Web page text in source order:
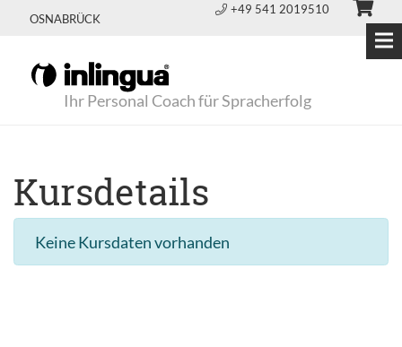
OSNABRÜCK
+49 541 2019510
Ihr Personal Coach für Spracherfolg
Kursdetails
Keine Kursdaten vorhanden